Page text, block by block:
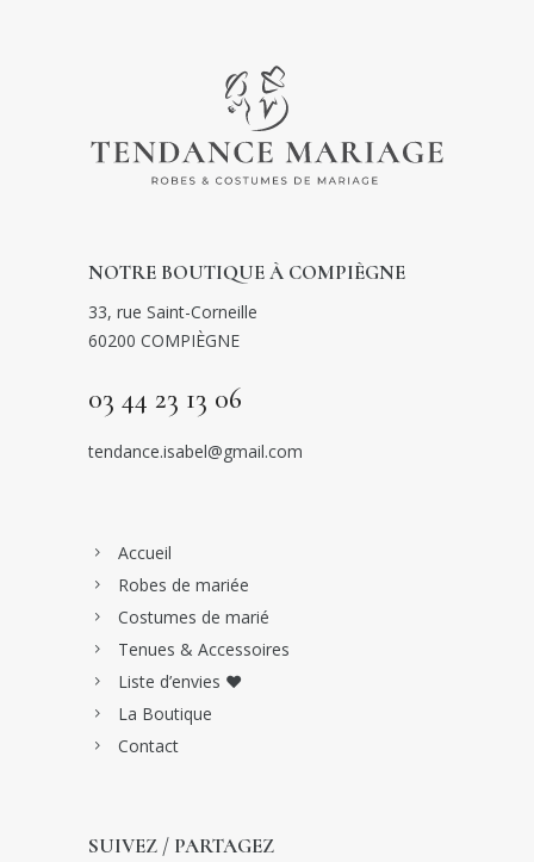
NOTRE BOUTIQUE À COMPIÈGNE
33, rue Saint-Corneille
60200 COMPIÈGNE
03 44 23 13 06
tendance.isabel@gmail.com
Accueil
Robes de mariée
Costumes de marié
Tenues & Accessoires
Liste d’envies ♥
La Boutique
Contact
SUIVEZ / PARTAGEZ